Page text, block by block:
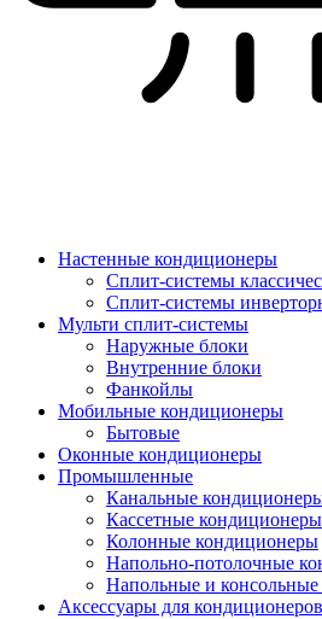
Настенные кондиционеры
Сплит-системы
Сплит-системы
Мульти сплит-системы
Наружные блоки
Внутренние блоки
Фанкойлы
Мобильные кондиционеры
Бытовые
Оконные кондиционеры
Промышленные
Канальные
Кассетные кондиционеры
Колонные кондиционеры
Напольно-потолочные
Напольные и
Аксессуары для кондиционеров